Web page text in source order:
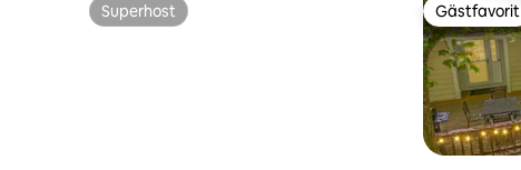
Superhost
Superhost Gästfavorit
Gästfavorit